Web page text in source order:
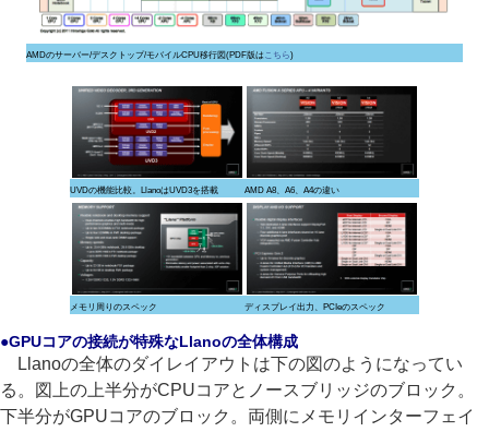
AMDのサーバー/デスクトップ/モバイルCPU移行図(PDF版は こちら)
UVDの機能比較。LlanoはUVD3を搭載 AMD A8、A6、A4の違い
メモリ周りのスペック ディスプレイ出力、PCIeのスペック
●GPUコアの接続が特殊なLlanoの全体構成
Llanoの全体のダイレイアウトは下の図のようになってい
る。図上の上半分がCPUコアとノースブリッジのブロック。
下半分がGPUコアのブロック。両側にメモリインターフェイ